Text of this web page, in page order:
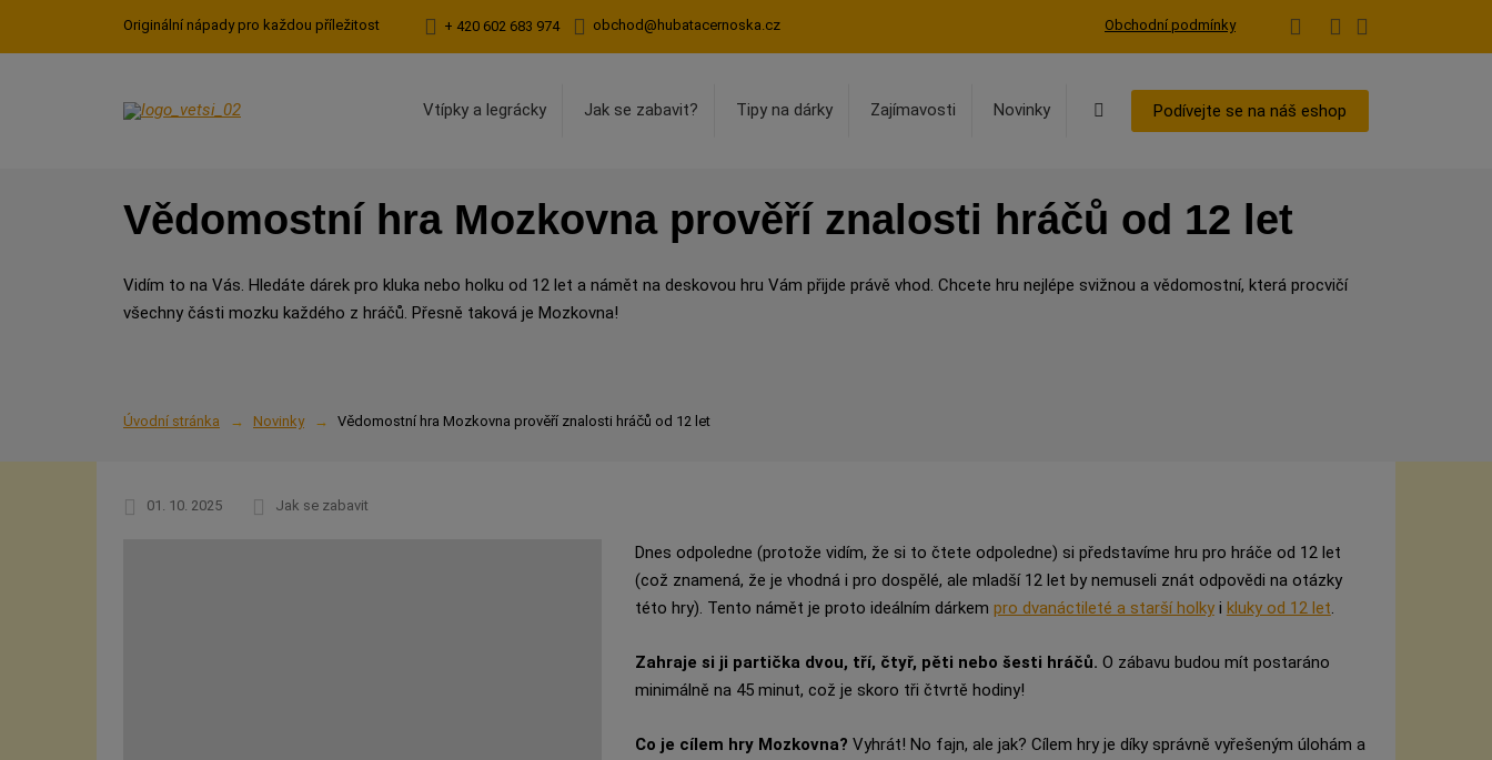
Originální nápady pro každou příležitost + 420 602 683 974 obchod@hubatacernoska.cz Obchodní podmínky
Vtípky a legrácky Jak se zabavit? Tipy na dárky Zajímavosti Novinky VyhledáváníPodívejte se na náš eshop
Vědomostní hra Mozkovna prověří znalosti hráčů od 12 let
Vidím to na Vás. Hledáte dárek pro kluka nebo holku od 12 let a námět na deskovou hru Vám přijde právě vhod. Chcete hru nejlépe svižnou a vědomostní, která procvičí
všechny části mozku každého z hráčů. Přesně taková je Mozkovna!
Úvodní stránka Novinky Vědomostní hra Mozkovna prověří znalosti hráčů od 12 let
01. 10. 2025 Jak se zabavit
Dnes odpoledne (protože vidím, že si to čtete odpoledne) si představíme hru pro hráče od 12 let
(což znamená, že je vhodná i pro dospělé, ale mladší 12 let by nemuseli znát odpovědi na otázky
této hry). Tento námět je proto ideálním dárkem pro dvanáctileté a starší holkyi kluky od 12 let.
Zahraje si ji partička dvou, tří, čtyř, pěti nebo šesti hráčů. O zábavu budou mít postaráno
minimálně na 45 minut, což je skoro tři čtvrtě hodiny!
Co je cílem hry Mozkovna? Vyhrát! No fajn, ale jak? Cílem hry je díky správně vyřešeným úlohám a